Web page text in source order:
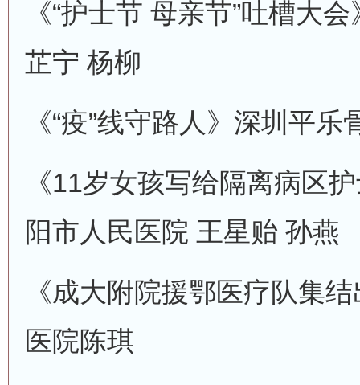
《“护士节 母亲节”吐槽大会
芷宁 杨柳
《“疫”线守路人》 深圳平乐
《11岁女孩写给隔离病区
阳市人民医院 王星贻 孙燕
《成大附院援鄂医疗队集
医院陈琪